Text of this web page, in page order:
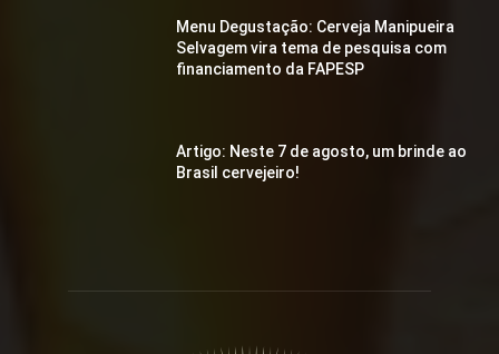
Menu Degustação: Cerveja Manipueira
Selvagem vira tema de pesquisa com
financiamento da FAPESP
Artigo: Neste 7 de agosto, um brinde ao
Brasil cervejeiro!